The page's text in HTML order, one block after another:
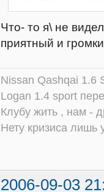
Что- то я\ не
приятный и
Nissan Qashqai 1.6
Logan 1.4 sport
Клубу жить , нам -
Нету кризиса
2006-09-03